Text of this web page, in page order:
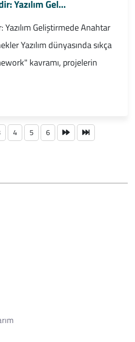
Yazılım Gel...
Geliştirmede Anahtar
Yazılım dünyasında sıkça
kavramı, projelerin
4 5 6